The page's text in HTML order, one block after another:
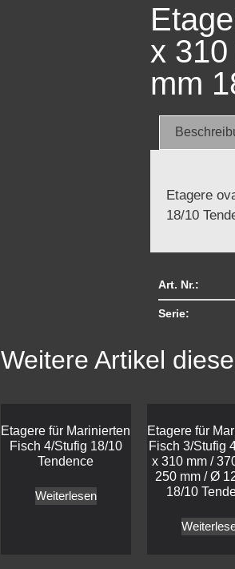
x
mm
Etagere
18/10
Art. Nr.:
Serie:
Weitere Artikel
Etagere für Marinierten
Fisch 4/Stufig 18/10
Tendence
Weiterlesen
Etagere für
Fisch 3/Stufig
x 310 mm /
250 mm / Ø
18/10